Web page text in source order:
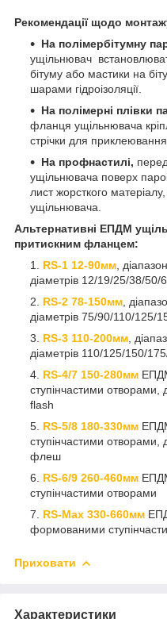
Рекомендації щодо
На полімербітумну
ущільнювач
бітуму або мастики на
шарами гідроізоляції.
На полімерні плівки
фланця ущільнювача
стрічки для приклеювання
На профнастилі,
ущільнювача поверх
лист жорсткого
ущільнювача.
Альтернативні ЕПДМ
притискним фланцем:
RS-1 12-90мм ,
діаметрів 12/19/25/38/
RS-2 78-150мм ,
діаметрів 75/90/110/125/
RS-3 110-200мм ,
діаметрів 110/125/150/
RS-4/7 150-280мм
ступінчастими отворами,
flash
RS-5/8 180-330мм
ступінчастими отворами,
флеш
RS-6/9 260-460мм
ступінчастими отворами
RS-Max 330-660мм
формованими
Приховати
Характеристики